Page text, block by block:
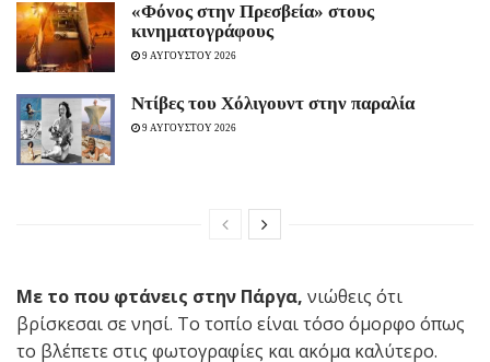
«Φόνος στην Πρεσβεία» στους
κινηματογράφους
9 ΑΥΓΟΥΣΤΟΥ 2026
Ντίβες του Χόλιγουντ στην παραλία
9 ΑΥΓΟΥΣΤΟΥ 2026
Με το που φτάνεις στην Πάργα, νιώθεις ότι
βρίσκεσαι σε νησί. Το τοπίο είναι τόσο όμορφο όπως
το βλέπετε στις φωτογραφίες και ακόμα καλύτερο.